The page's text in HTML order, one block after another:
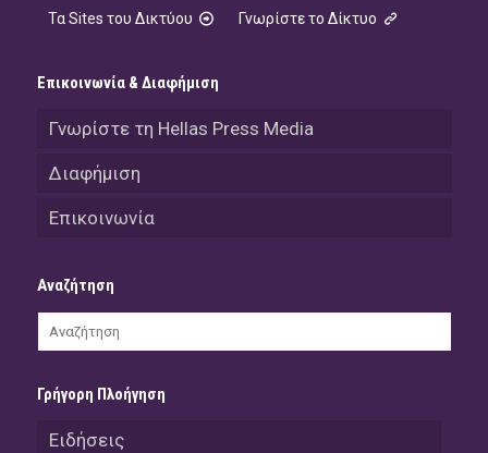
Τα Sites του Δικτύου Γνωρίστε το Δίκτυο
Επικοινωνία & Διαφήμιση
Γνωρίστε τη Hellas Press Media
Διαφήμιση
Επικοινωνία
Αναζήτηση
Γρήγορη Πλοήγηση
Ειδήσεις